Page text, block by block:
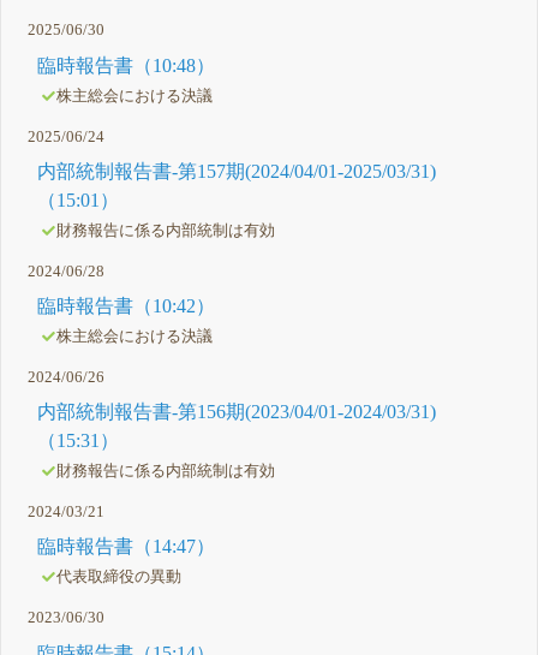
2025/06/30
臨時報告書（10:48）
株主総会における決議
2025/06/24
内部統制報告書-第157期(2024/04/01-2025/03/31)
（15:01）
財務報告に係る内部統制は有効
2024/06/28
臨時報告書（10:42）
株主総会における決議
2024/06/26
内部統制報告書-第156期(2023/04/01-2024/03/31)
（15:31）
財務報告に係る内部統制は有効
2024/03/21
臨時報告書（14:47）
代表取締役の異動
2023/06/30